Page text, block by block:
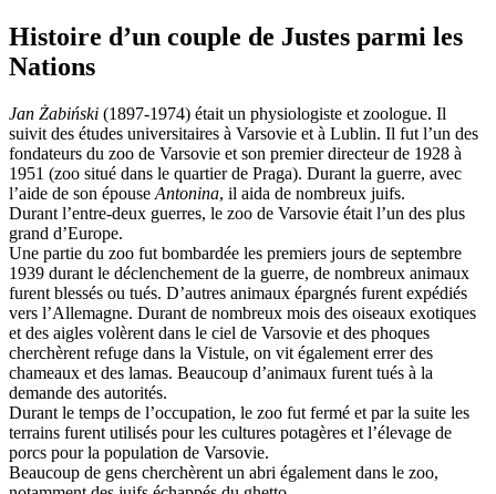
Histoire d’un couple de Justes parmi les
Nations
Jan Żabiński (1897-1974) était un physiologiste et zoologue. Il
suivit des études universitaires à Varsovie et à Lublin. Il fut l’un des
fondateurs du zoo de Varsovie et son premier directeur de 1928 à
1951 (zoo situé dans le quartier de Praga). Durant la guerre, avec
l’aide de son épouse Antonina, il aida de nombreux juifs.
Durant l’entre-deux guerres, le zoo de Varsovie était l’un des plus
grand d’Europe.
Une partie du zoo fut bombardée les premiers jours de septembre
1939 durant le déclenchement de la guerre, de nombreux animaux
furent blessés ou tués. D’autres animaux épargnés furent expédiés
vers l’Allemagne. Durant de nombreux mois des oiseaux exotiques
et des aigles volèrent dans le ciel de Varsovie et des phoques
cherchèrent refuge dans la Vistule, on vit également errer des
chameaux et des lamas. Beaucoup d’animaux furent tués à la
demande des autorités.
Durant le temps de l’occupation, le zoo fut fermé et par la suite les
terrains furent utilisés pour les cultures potagères et l’élevage de
porcs pour la population de Varsovie.
Beaucoup de gens cherchèrent un abri également dans le zoo,